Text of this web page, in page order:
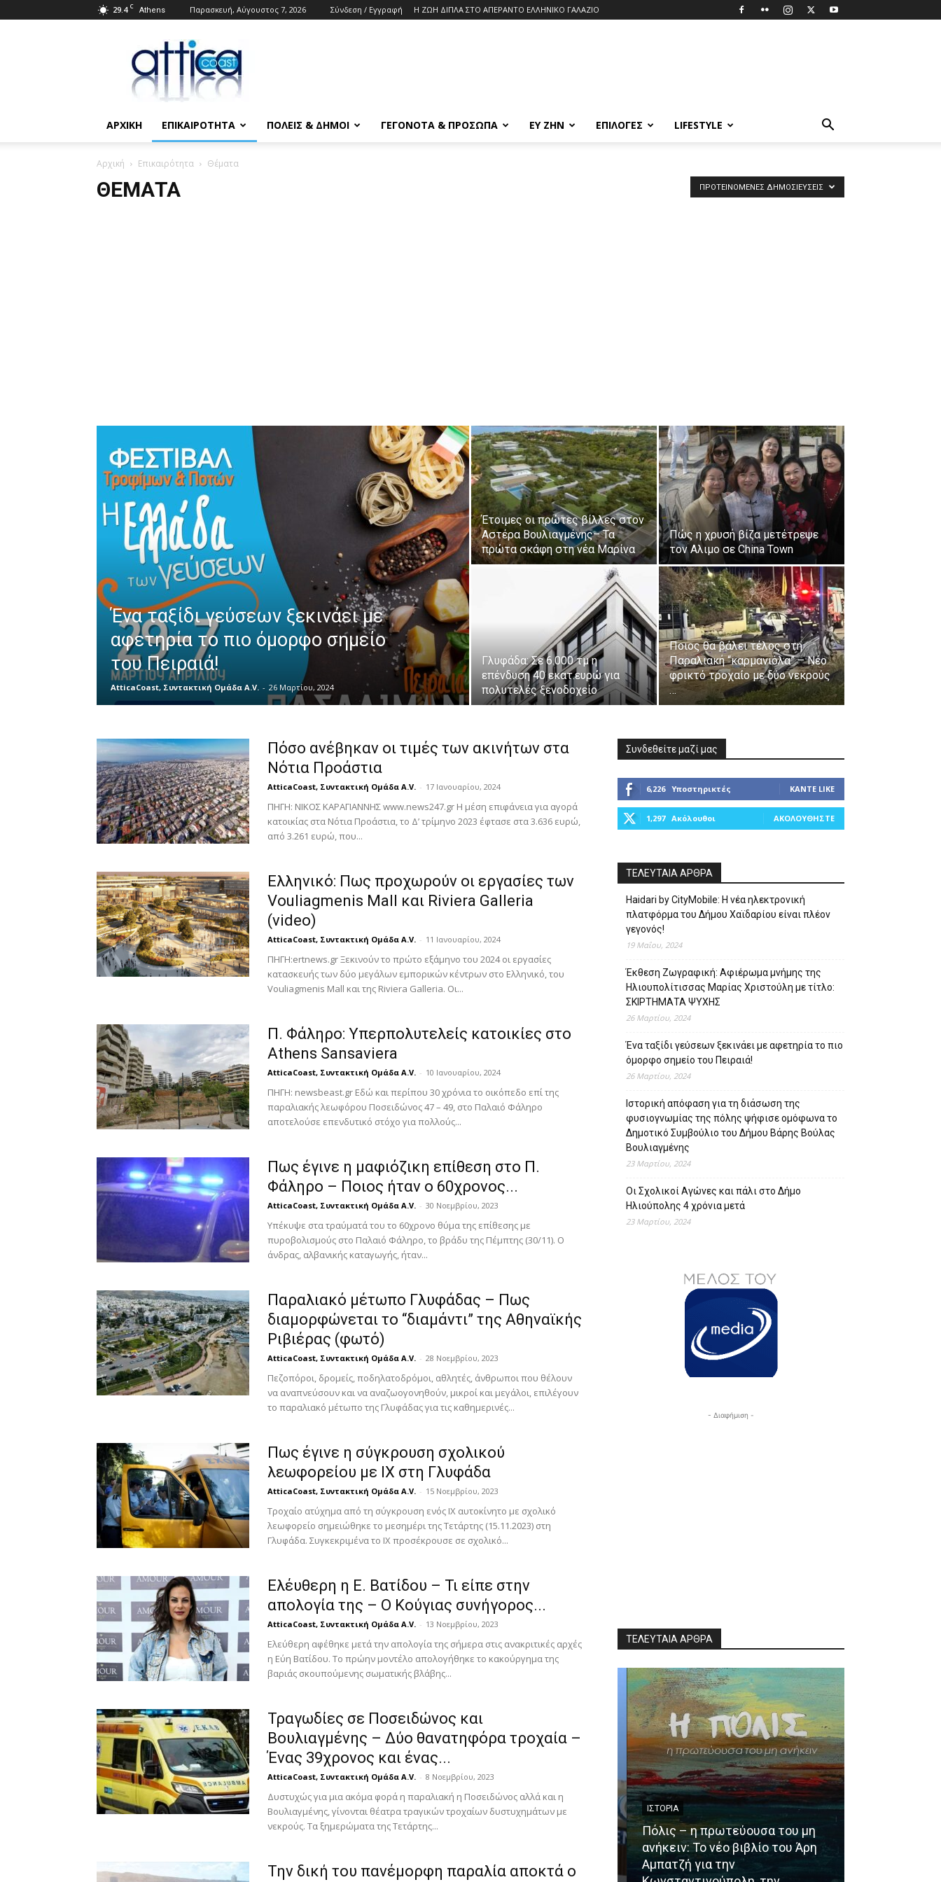
29.4 C Athens Παρασκευή, Αύγουστος 7, 2026 Σύνδεση / Εγγραφή Η ΖΩΗ ΔΙΠΛΑ ΣΤΟ ΑΠΕΡΑΝΤΟ ΕΛΛΗΝΙΚΟ ΓΑΛΑΖΙΟ
Attica
Coast.gr
ΑΡΧΙΚΗ ΕΠΙΚΑΙΡΟΤΗΤΑ ΠΟΛΕΙΣ & ΔΗΜΟΙ ΓΕΓΟΝΟΤΑ & ΠΡΟΣΩΠΑ ΕΥ ΖΗΝ ΕΠΙΛΟΓΈΣ LIFESTYLE
Αρχική Επικαιρότητα Θέματα
ΘΈΜΑΤΑ ΠΡΟΤΕΙΝΌΜΕΝΕΣ ΔΗΜΟΣΙΕΎΣΕΙΣ
Ένα ταξίδι γεύσεων ξεκινάει με
αφετηρία το πιο όμορφο σημείο
του Πειραιά!
AtticaCoast, Συντακτική Ομάδα A.V. - 26 Μαρτίου, 2024
Έτοιμες οι πρώτες βίλλες στον
Αστέρα Βουλιαγμένης– Τα
πρώτα σκάφη στη νέα Μαρίνα
Πώς η χρυσή βίζα μετέτρεψε
τον Αλιμο σε China Town
Γλυφάδα: Σε 6.000 τμ η
επένδυση 40 εκατ.ευρώ για
πολυτελές ξενοδοχείο
Ποιος θα βάλει τέλος στη
Παραλιακή “καρμανιόλα” – Νέο
φρικτό τροχαίο με δύο νεκρούς
…
Πόσο ανέβηκαν οι τιμές των ακινήτων στα
Νότια Προάστια
AtticaCoast, Συντακτική Ομάδα A.V. - 17 Ιανουαρίου, 2024
ΠΗΓΗ: ΝΙΚΟΣ ΚΑΡΑΓΙΑΝΝΗΣ www.news247.gr Η μέση επιφάνεια για αγορά
κατοικίας στα Νότια Προάστια, το Δ’ τρίμηνο 2023 έφτασε στα 3.636 ευρώ,
από 3.261 ευρώ, που...
Ελληνικό: Πως προχωρούν οι εργασίες των
Vouliagmenis Mall και Riviera Galleria
(video)
AtticaCoast, Συντακτική Ομάδα A.V. - 11 Ιανουαρίου, 2024
ΠΗΓΗ:ertnews.gr Ξεκινούν το πρώτο εξάμηνο του 2024 οι εργασίες
κατασκευής των δύο μεγάλων εμπορικών κέντρων στο Ελληνικό, του
Vouliagmenis Mall και της Riviera Galleria. Οι...
Π. Φάληρο: Υπερπολυτελείς κατοικίες στο
Athens Sansaviera
AtticaCoast, Συντακτική Ομάδα A.V. - 10 Ιανουαρίου, 2024
ΠΗΓΗ: newsbeast.gr Εδώ και περίπου 30 χρόνια το οικόπεδο επί της
παραλιακής λεωφόρου Ποσειδώνος 47 – 49, στο Παλαιό Φάληρο
αποτελούσε επενδυτικό στόχο για πολλούς...
Πως έγινε η μαφιόζικη επίθεση στο Π.
Φάληρο – Ποιος ήταν ο 60χρονος...
AtticaCoast, Συντακτική Ομάδα A.V. - 30 Νοεμβρίου, 2023
Υπέκυψε στα τραύματά του το 60χρονο θύμα της επίθεσης με
πυροβολισμούς στο Παλαιό Φάληρο, το βράδυ της Πέμπτης (30/11). Ο
άνδρας, αλβανικής καταγωγής, ήταν...
Παραλιακό μέτωπο Γλυφάδας – Πως
διαμορφώνεται το “διαμάντι” της Αθηναϊκής
Ριβιέρας (φωτό)
AtticaCoast, Συντακτική Ομάδα A.V. - 28 Νοεμβρίου, 2023
Πεζοπόροι, δρομείς, ποδηλατοδρόμοι, αθλητές, άνθρωποι που θέλουν
να αναπνεύσουν και να αναζωογονηθούν, μικροί και μεγάλοι, επιλέγουν
το παραλιακό μέτωπο της Γλυφάδας για τις καθημερινές...
Πως έγινε η σύγκρουση σχολικού
λεωφορείου με ΙΧ στη Γλυφάδα
AtticaCoast, Συντακτική Ομάδα A.V. - 15 Νοεμβρίου, 2023
Τροχαίο ατύχημα από τη σύγκρουση ενός ΙΧ αυτοκίνητο με σχολικό
λεωφορείο σημειώθηκε το μεσημέρι της Τετάρτης (15.11.2023) στη
Γλυφάδα. Συγκεκριμένα το ΙΧ προσέκρουσε σε σχολικό...
Ελέυθερη η Ε. Βατίδου – Τι είπε στην
απολογία της – Ο Κούγιας συνήγορος...
AtticaCoast, Συντακτική Ομάδα A.V. - 13 Νοεμβρίου, 2023
Ελεύθερη αφέθηκε μετά την απολογία της σήμερα στις ανακριτικές αρχές
η Εύη Βατίδου. Το πρώην μοντέλο απολογήθηκε το κακούργημα της
βαριάς σκουπούμενης σωματικής βλάβης...
Τραγωδίες σε Ποσειδώνος και
Βουλιαγμένης – Δύο θανατηφόρα τροχαία –
Ένας 39χρονος και ένας...
AtticaCoast, Συντακτική Ομάδα A.V. - 8 Νοεμβρίου, 2023
Δυστυχώς για μια ακόμα φορά η παραλιακή η Ποσειδώνος αλλά και η
Βουλιαγμένης, γίνονται θέατρα τραγικών τροχαίων δυστυχημάτων με
νεκρούς. Τα ξημερώματα της Τετάρτης...
Την δική του πανέμορφη παραλία αποκτά ο
Συνδεθείτε μαζί μας
6,226 Υποστηρικτές ΚΆΝΤΕ LIKE
1,297 Ακόλουθοι ΑΚΟΛΟΥΘΉΣΤΕ
ΤΕΛΕΥΤΑΙΑ ΑΡΘΡΑ
Haidari by CityMobile: Η νέα ηλεκτρονική
πλατφόρμα του Δήμου Χαϊδαρίου είναι πλέον
γεγονός!
19 Μαΐου, 2024
Έκθεση Ζωγραφική: Αφιέρωμα μνήμης της
Ηλιουπολίτισσας Μαρίας Χριστούλη με τίτλο:
ΣΚΙΡΤΗΜΑΤΑ ΨΥΧΗΣ
26 Μαρτίου, 2024
Ένα ταξίδι γεύσεων ξεκινάει με αφετηρία το πιο
όμορφο σημείο του Πειραιά!
26 Μαρτίου, 2024
Ιστορική απόφαση για τη διάσωση της
φυσιογνωμίας της πόλης ψήφισε ομόφωνα το
Δημοτικό Συμβούλιο του Δήμου Βάρης Βούλας
Βουλιαγμένης
23 Μαρτίου, 2024
Οι Σχολικοί Αγώνες και πάλι στο Δήμο
Ηλιούπολης 4 χρόνια μετά
23 Μαρτίου, 2024
- Διαφήμιση -
ΤΕΛΕΥΤΑΙΑ ΑΡΘΡΑ
ΙΣΤΟΡΊΑ
Πόλις – η πρωτεύουσα του μη
ανήκειν: Το νέο βιβλίο του Άρη
Αμπατζή για την